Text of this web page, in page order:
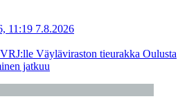
11:19 7.8.2026
Väyläviraston tieurakka Oulusta
jatkuu